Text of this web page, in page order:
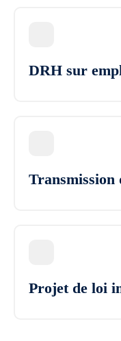
DRH sur
Projet de loi